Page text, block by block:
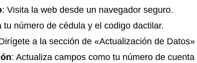
: Visita la web desde un navegador seguro.
tu número de cédula y el codigo dactilar.
a la sección de «Actualización de
: Actualiza campos como tu número de